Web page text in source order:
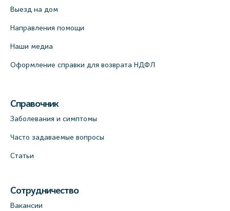
Выезд на дом
Направления помощи
Наши медиа
Оформление справки для возврата НДФЛ
Справочник
Заболевания и симптомы
Часто задаваемые вопросы
Статьи
Сотрудничество
Вакансии